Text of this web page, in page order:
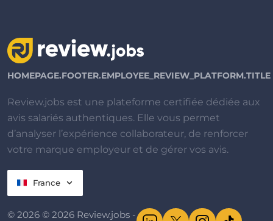
HOMEPAGE.FOOTER.EMPLOYEE_REVIEW_PLATFORM.TITLE
Review.jobs est une plateforme certifiée dédiée aux
avis salariés authentiques. Elle vous permet
d’analyser l’expérience collaborateur, de renforcer
votre marque employeur et de gérer vos avis.
France
© 2026 © 2026 Review.jobs -